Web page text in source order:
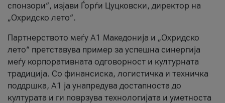
спонзори“, изјави Ѓорѓи Цуцковски, директор на
„Охридско лето“.
Партнерството меѓу A1 Македонија и „Охридско
лето“ претставува пример за успешна синергија
меѓу корпоративната одговорност и културната
традиција. Со финансиска, логистичка и техничка
поддршка, A1 ја унапредува достапноста до
културата и ги поврзува технологијата и уметноста